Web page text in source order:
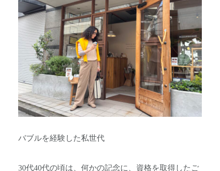
バブルを経験した私世代
30代40代の頃は、何かの記念に、資格を取得したご